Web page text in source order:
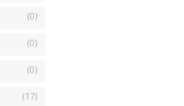
(0)
(0)
(0)
(17)